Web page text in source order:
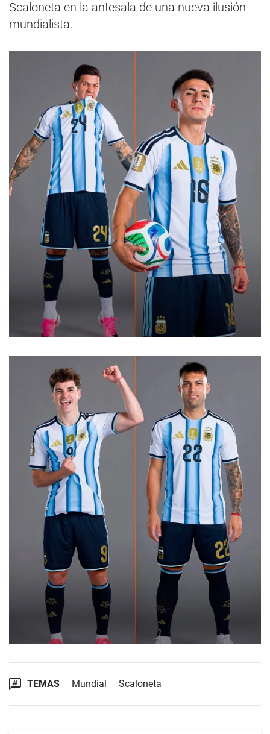
Scaloneta en la antesala de una nueva ilusión
mundialista.
TEMAS Mundial Scaloneta